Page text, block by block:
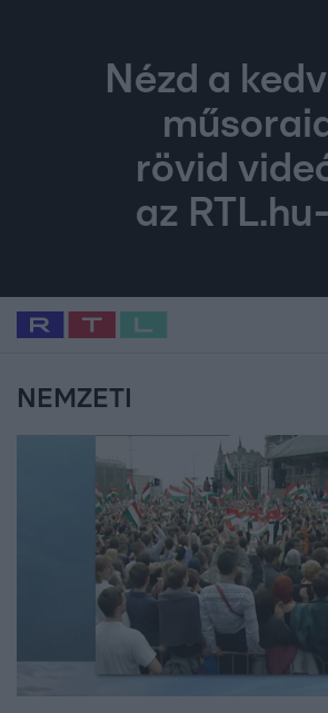
Nézd a
műsoraid
rövid
az
Legfrissebb RTL Híradó
Babits Marcella
NEMZETI